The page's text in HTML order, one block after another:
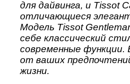
для дайвинга, и Tissot
отличающиеся
Модель Tissot
себе классический
современные функции.
от ваших
жизни.